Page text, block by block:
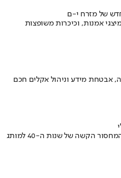
של מזרח י-ם
אמנות, וכיכרות משופצות
אבטחת מידע וניהול אקלים חכם
איך אסם הפכה את תקופת הצנע והמחסור הקשה של שנות ה-40 למותג